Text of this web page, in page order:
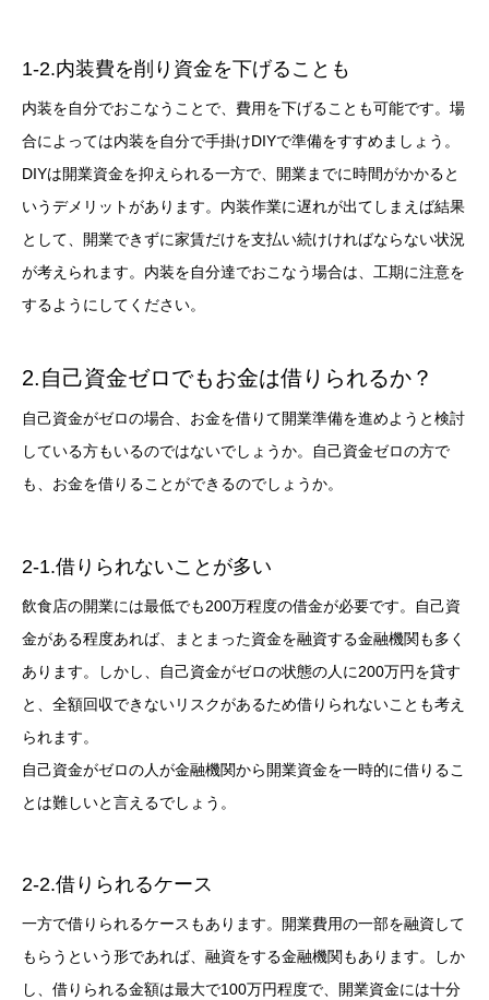
1-2.内装費を削り資金を下げることも
内装を自分でおこなうことで、費用を下げることも可能です。場
合によっては内装を自分で手掛けDIYで準備をすすめましょう。
DIYは開業資金を抑えられる一方で、開業までに時間がかかると
いうデメリットがあります。内装作業に遅れが出てしまえば結果
として、開業できずに家賃だけを支払い続けければならない状況
が考えられます。内装を自分達でおこなう場合は、工期に注意を
するようにしてください。
2.自己資金ゼロでもお金は借りられるか？
自己資金がゼロの場合、お金を借りて開業準備を進めようと検討
している方もいるのではないでしょうか。自己資金ゼロの方で
も、お金を借りることができるのでしょうか。
2-1.借りられないことが多い
飲食店の開業には最低でも200万程度の借金が必要です。自己資
金がある程度あれば、まとまった資金を融資する金融機関も多く
あります。しかし、自己資金がゼロの状態の人に200万円を貸す
と、全額回収できないリスクがあるため借りられないことも考え
られます。
自己資金がゼロの人が金融機関から開業資金を一時的に借りるこ
とは難しいと言えるでしょう。
2-2.借りられるケース
一方で借りられるケースもあります。開業費用の一部を融資して
もらうという形であれば、融資をする金融機関もあります。しか
し、借りられる金額は最大で100万円程度で、開業資金には十分